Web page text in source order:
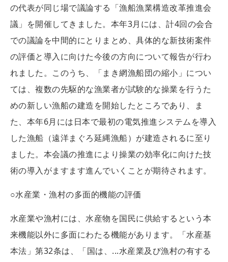
の代表が同じ場で議論する「漁船漁業構造改革推進会
議」を開催してきました。本年3月には、計4回の会合
での議論を中間的にとりまとめ、具体的な新技術案件
の評価と導入に向けた今後の方向について報告が行わ
れました。このうち、「まき網漁船団の縮小」につい
ては、複数の先駆的な漁業者が試験的な操業を行うた
めの新しい漁船の建造を開始したところであり、ま
た、本年6月には日本で最初の電気推進システムを導入
した漁船（遠洋まぐろ延縄漁船）が建造されるに至り
ました。本会議の推進により操業の効率化に向けた技
術の導入がますます進んでいくことが期待されます。
○水産業・漁村の多面的機能の評価
水産業や漁村には、水産物を国民に供給するという本
来機能以外に多面にわたる機能があります。「水産基
本法」第32条は、「国は、...水産業及び漁村の有する